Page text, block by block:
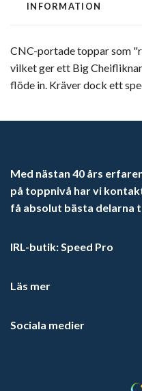
INFORMATION
CNC-portade toppar som
vilket ger ett Big
flöde in. Kräver dock ett
Med nästan 40 års
på toppnivå har vi
få absolut bästa delarna
IRL-butik: Speed Pro
Läs mer
Sociala medier